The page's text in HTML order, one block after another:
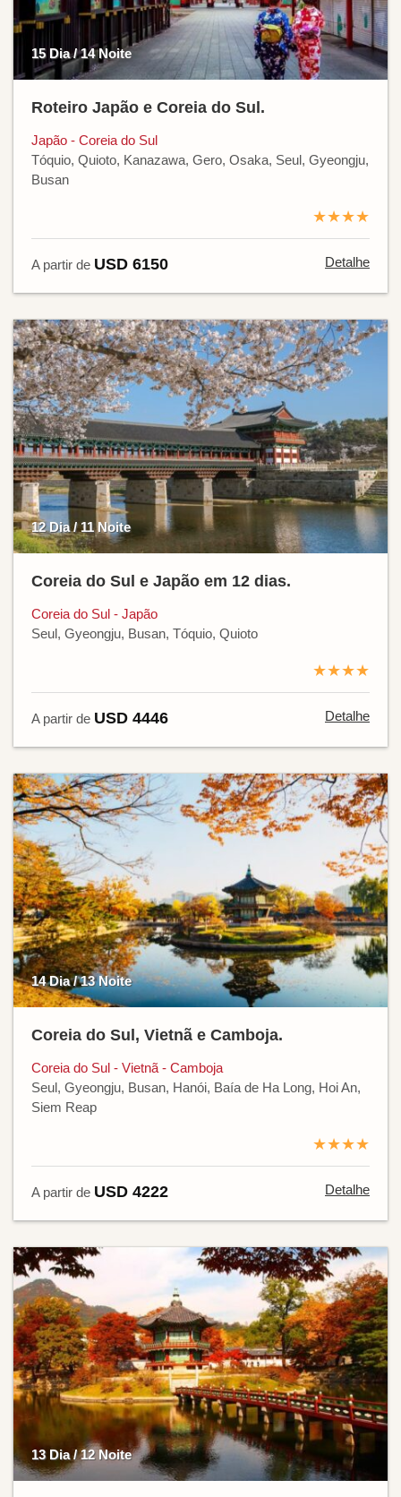
15 Dia / 14 Noite
Roteiro Japão e Coreia do Sul.
Japão - Coreia do Sul
Tóquio, Quioto, Kanazawa, Gero, Osaka, Seul, Gyeongju,
Busan
★★★★
A partir de USD 6150 Detalhe
12 Dia / 11 Noite
Coreia do Sul e Japão em 12 dias.
Coreia do Sul - Japão
Seul, Gyeongju, Busan, Tóquio, Quioto
★★★★
A partir de USD 4446 Detalhe
14 Dia / 13 Noite
Coreia do Sul, Vietnã e Camboja.
Coreia do Sul - Vietnã - Camboja
Seul, Gyeongju, Busan, Hanói, Baía de Ha Long, Hoi An,
Siem Reap
★★★★
A partir de USD 4222 Detalhe
13 Dia / 12 Noite